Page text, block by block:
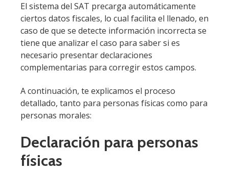
El sistema del SAT precarga automáticamente
ciertos datos fiscales, lo cual facilita el llenado, en
caso de que se detecte información incorrecta se
tiene que analizar el caso para saber si es
necesario presentar declaraciones
complementarias para corregir estos campos.
A continuación, te explicamos el proceso
detallado, tanto para personas físicas como para
personas morales:
Declaración para personas
físicas